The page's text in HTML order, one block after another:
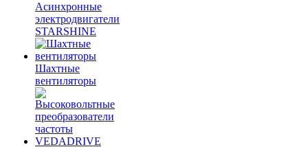
Асинхронные
электродвигатели
STARSHINE
Шахтные
вентиляторы